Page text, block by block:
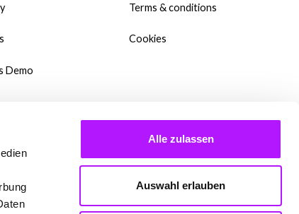
Alle zulassen
Auswahl erlauben
Demo
Terms & conditions
Cookies